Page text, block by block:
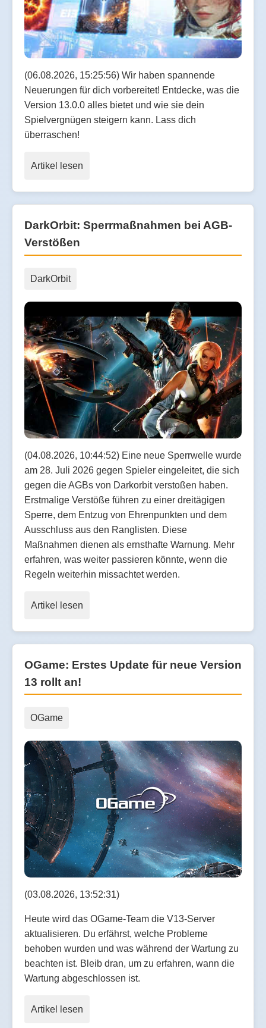
(06.08.2026, 15:25:56) Wir haben spannende
Neuerungen für dich vorbereitet! Entdecke, was die
Version 13.0.0 alles bietet und wie sie dein
Spielvergnügen steigern kann. Lass dich
überraschen!
Artikel lesen
DarkOrbit: Sperrmaßnahmen bei AGB-
Verstößen
DarkOrbit
(04.08.2026, 10:44:52) Eine neue Sperrwelle wurde
am 28. Juli 2026 gegen Spieler eingeleitet, die sich
gegen die AGBs von Darkorbit verstoßen haben.
Erstmalige Verstöße führen zu einer dreitägigen
Sperre, dem Entzug von Ehrenpunkten und dem
Ausschluss aus den Ranglisten. Diese
Maßnahmen dienen als ernsthafte Warnung. Mehr
erfahren, was weiter passieren könnte, wenn die
Regeln weiterhin missachtet werden.
Artikel lesen
OGame: Erstes Update für neue Version
13 rollt an!
OGame
(03.08.2026, 13:52:31)
Heute wird das OGame-Team die V13-Server
aktualisieren. Du erfährst, welche Probleme
behoben wurden und was während der Wartung zu
beachten ist. Bleib dran, um zu erfahren, wann die
Wartung abgeschlossen ist.
Artikel lesen